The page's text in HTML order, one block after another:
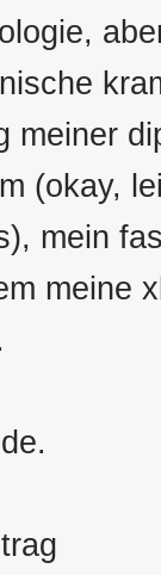
meiner
(okay,
mein
meine